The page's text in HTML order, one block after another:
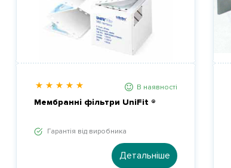
В наявності
Мембранні фільтри UniFit ®
Гарантія від виробника
Детальніше